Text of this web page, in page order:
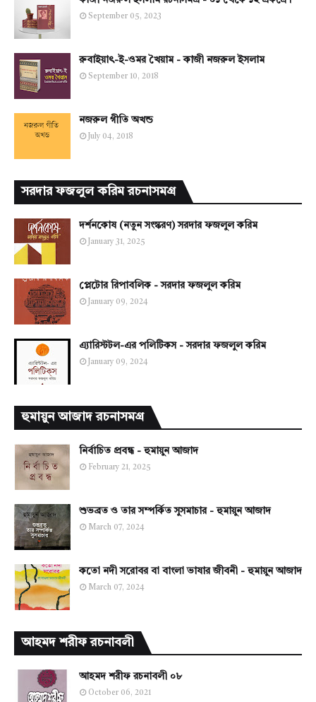
September 05, 2023
রুবাইয়াৎ-ই-ওমর খৈয়াম - কাজী নজরুল ইসলাম
September 10, 2018
নজরুল গীতি অখন্ড
July 04, 2018
সরদার ফজলুল করিম রচনাসমগ্র
দর্শনকোষ (নতুন সংস্করণ) সরদার ফজলুল করিম
January 31, 2025
প্লেটোর রিপাবলিক - সরদার ফজলুল করিম
January 09, 2024
এ্যারিস্টটল-এর পলিটিকস - সরদার ফজলুল করিম
January 09, 2024
হুমায়ুন আজাদ রচনাসমগ্র
নির্বাচিত প্রবন্ধ - হুমায়ুন আজাদ
February 21, 2025
শুভব্রত ও তার সম্পর্কিত সুসমাচার - হুমায়ুন আজাদ
March 07, 2024
কতো নদী সরোবর বা বাংলা ভাষার জীবনী - হুমায়ুন আজাদ
March 07, 2024
আহমদ শরীফ রচনাবলী
আহমদ শরীফ রচনাবলী ০৮
October 06, 2021